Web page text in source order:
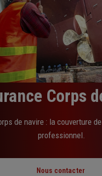
Corps
de navire : la couverture
professionnel.
Nous contacter